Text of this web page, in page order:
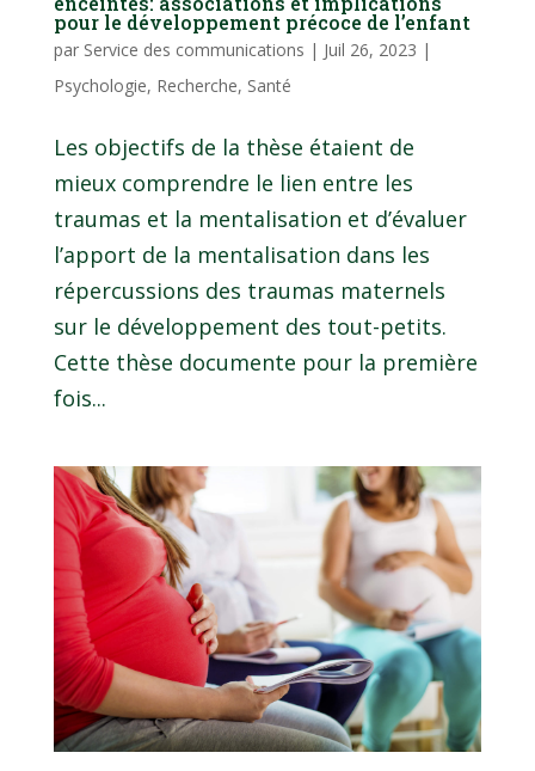
pour le développement précoce de l’enfant
par Service des communications | Juil 26, 2023 |
Psychologie, Recherche, Santé
Les objectifs de la thèse étaient de
mieux comprendre le lien entre les
traumas et la mentalisation et d’évaluer
l’apport de la mentalisation dans les
répercussions des traumas maternels
sur le développement des tout-petits.
Cette thèse documente pour la première
fois...